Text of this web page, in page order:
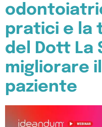
pratici e la
del Dott La
migliorare
paziente